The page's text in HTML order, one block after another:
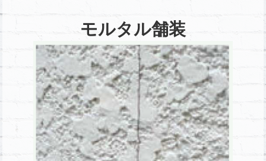
モルタル舗装